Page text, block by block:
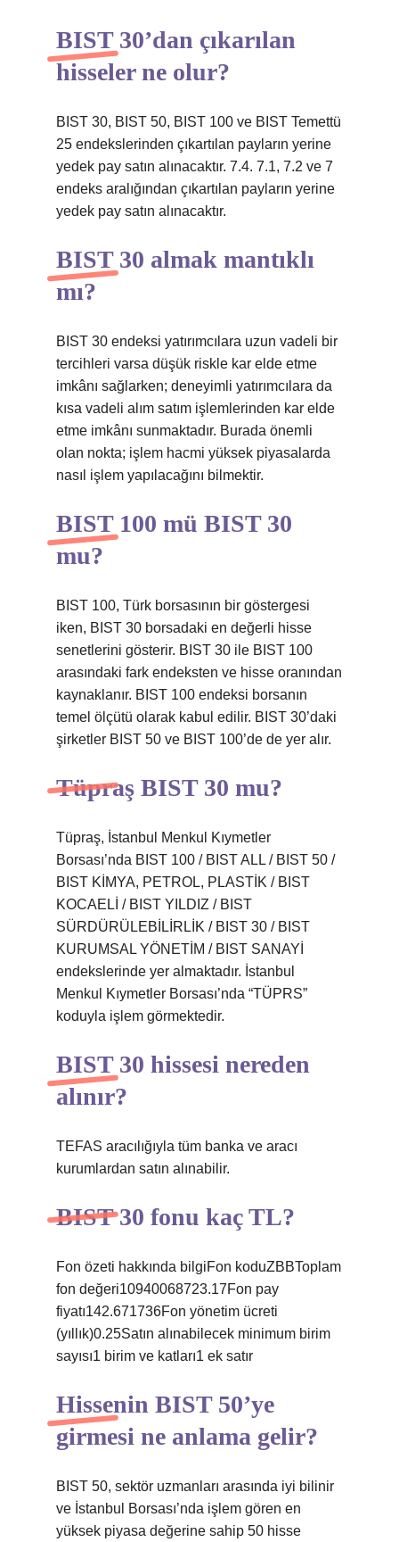
BIST 30’dan çıkarılan
hisseler ne olur?
BIST 30, BIST 50, BIST 100 ve BIST Temettü
25 endekslerinden çıkartılan payların yerine
yedek pay satın alınacaktır. 7.4. 7.1, 7.2 ve 7
endeks aralığından çıkartılan payların yerine
yedek pay satın alınacaktır.
BIST 30 almak mantıklı
mı?
BIST 30 endeksi yatırımcılara uzun vadeli bir
tercihleri ​​varsa düşük riskle kar elde etme
imkânı sağlarken; deneyimli yatırımcılara da
kısa vadeli alım satım işlemlerinden kar elde
etme imkânı sunmaktadır. Burada önemli
olan nokta; işlem hacmi yüksek piyasalarda
nasıl işlem yapılacağını bilmektir.
BIST 100 mü BIST 30
mu?
BIST 100, Türk borsasının bir göstergesi
iken, BIST 30 borsadaki en değerli hisse
senetlerini gösterir. BIST 30 ile BIST 100
arasındaki fark endeksten ve hisse oranından
kaynaklanır. BIST 100 endeksi borsanın
temel ölçütü olarak kabul edilir. BIST 30’daki
şirketler BIST 50 ve BIST 100’de de yer alır.
Tüpraş BIST 30 mu?
Tüpraş, İstanbul Menkul Kıymetler
Borsası’nda BIST 100 / BIST ALL / BIST 50 /
BIST KİMYA, PETROL, PLASTİK / BIST
KOCAELİ / BIST YILDIZ / BIST
SÜRDÜRÜLEBİLİRLİK / BIST 30 / BIST
KURUMSAL YÖNETİM / BIST SANAYİ
endekslerinde yer almaktadır. İstanbul
Menkul Kıymetler Borsası’nda “TÜPRS”
koduyla işlem görmektedir.
BIST 30 hissesi nereden
alınır?
TEFAS aracılığıyla tüm banka ve aracı
kurumlardan satın alınabilir.
BIST 30 fonu kaç TL?
Fon özeti hakkında bilgiFon koduZBBToplam
fon değeri10940068723.17Fon pay
fiyatı142.671736Fon yönetim ücreti
(yıllık)0.25Satın alınabilecek minimum birim
sayısı1 birim ve katları1 ek satır
Hissenin BIST 50’ye
girmesi ne anlama gelir?
BIST 50, sektör uzmanları arasında iyi bilinir
ve İstanbul Borsası’nda işlem gören en
yüksek piyasa değerine sahip 50 hisse